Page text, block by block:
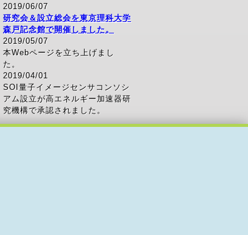
2019/06/07
研究会＆設立総会を東京理科大学
森戸記念館で開催しました。
2019/05/07
本Webページを立ち上げまし
た。
2019/04/01
SOI量子イメージセンサコンソシ
アム設立が高エネルギー加速器研
究機構で承認されました。